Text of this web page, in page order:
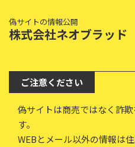
偽サイトの情報公開
株式会社ネオブラッド
ご注意ください
偽サイトは商売ではなく詐
す。
WEBとメール以外の情報は